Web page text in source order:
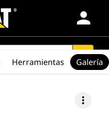
person
search
more_vert
Herramientas Galería